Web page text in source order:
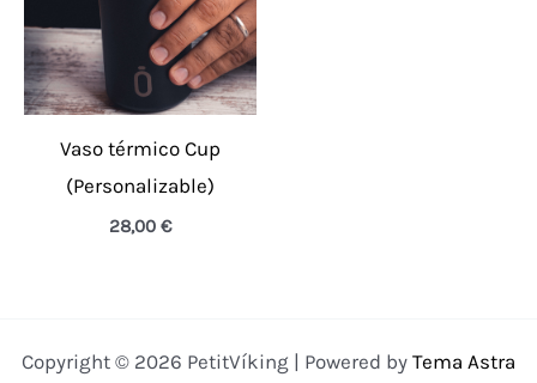
Vaso térmico Cup
(Personalizable)
28,00 €
Copyright © 2026 PetitVíking | Powered by Tema Astra